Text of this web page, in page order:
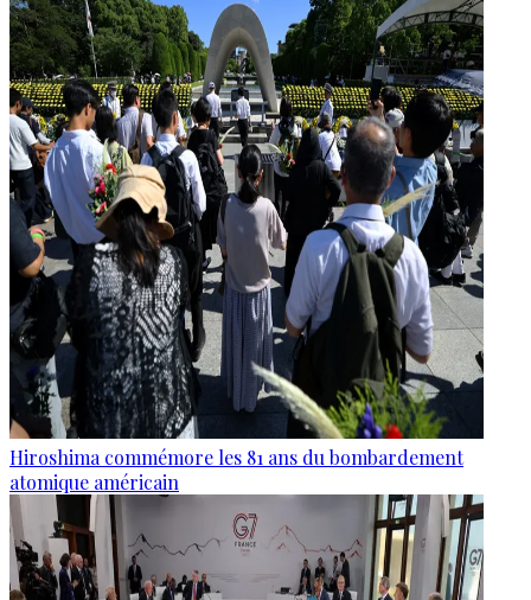
Hiroshima commémore les 81 ans du bombardement
atomique américain